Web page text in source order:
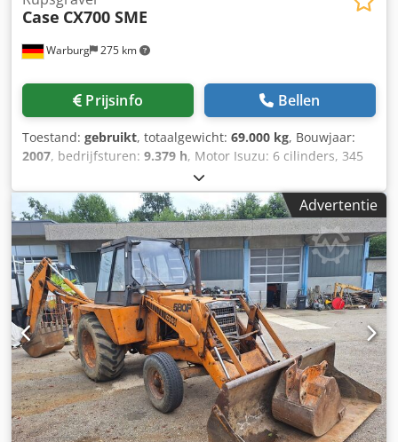
Warburg 275 km
Case CX700 SME
Prijsinfo Bellen
Toestand: gebruikt, totaalgewicht: 69.000 kg, Bouwjaar:
2007, bedrijfsturen: 9.379 h, Motor Isuzu: 6 cilinders, 345
kW – AH-6WG1X – EPA en CE Giek 6,58 m Stel 3 m
Bodemplaten 650 mm Alle hydrauliekslangen
(hamer/grijper en rotatie) Djdpfx Afeul U H To Uokr
Hydraulische snelwissel: OIL Quick OQ90 of Lehnhoff HS80
Dieplepel – 4,55 m³ SAE Transportgewicht 69 ton
Transportbreedte 3,93 m Werkbreedte (4,14 m met
opstappen) Transporthoogte 4,37 m Machine is in onze
werkplaats gereviseerd en gerepareerd Rapport op
aanvraag Grote onderhoudsbeurt uitgevoerd: alle oliën en
filters, inclusief 650 liter hydrauliekolie CASE Duitsland
maart 2026: De motor heeft 6 nieuwe injectoren (factuur
op aanvraag)
Advertentie